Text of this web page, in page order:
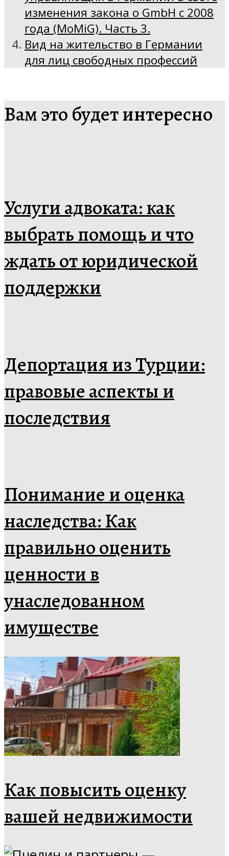
изменения закона о GmbH с 2008
года (MoMiG). Часть 3.
Вид на жительство в Германии
для лиц свободных профессий
Вам это будет интересно
Услуги адвоката: как
выбрать помощь и что
ждать от юридической
поддержки
Депортация из Турции:
правовые аспекты и
последствия
Понимание и оценка
наследства: Как
правильно оценить
ценности в
унаследованном
имуществе
Как повысить оценку
вашей недвижимости